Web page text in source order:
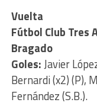
Vuelta
Fútbol Club Tres
Bragado
Goles:Javier
Bernardi (x2) (P),
Fernández (S.B.).